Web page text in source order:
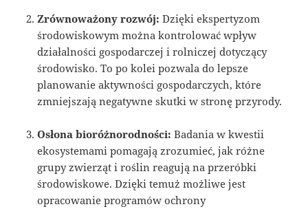
Zrównoważony rozwój: Dzięki ekspertyzom
środowiskowym można kontrolować wpływ
działalności gospodarczej i rolniczej dotyczący
środowisko. To po kolei pozwala do lepsze
planowanie aktywności gospodarczych, które
zmniejszają negatywne skutki w stronę przyrody.
Osłona bioróżnorodności: Badania w kwestii
ekosystemami pomagają zrozumieć, jak różne
grupy zwierząt i roślin reagują na przeróbki
środowiskowe. Dzięki temuż możliwe jest
opracowanie programów ochrony